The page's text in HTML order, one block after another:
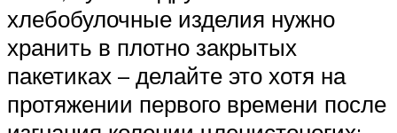
хлебобулочные изделия нужно
хранить в плотно закрытых
пакетиках – делайте это хотя на
протяжении первого времени после